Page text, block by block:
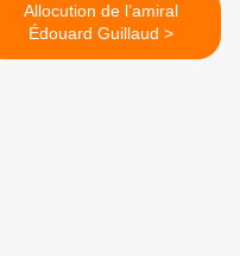
Allocution de l’amiral
Édouard Guillaud >